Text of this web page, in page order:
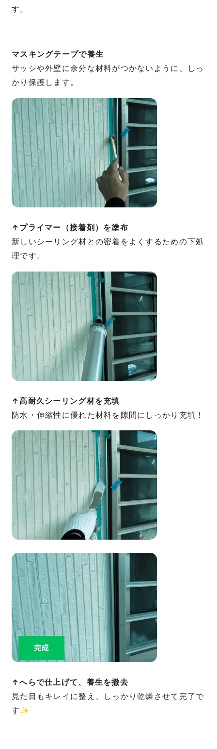
す。
マスキングテープで養生
サッシや外壁に余分な材料がつかないように、しっ
かり保護します。
↑プライマー（接着剤）を塗布
新しいシーリング材との密着をよくするための下処
理です。
↑高耐久シーリング材を充填
防水・伸縮性に優れた材料を隙間にしっかり充填！
↑へらで仕上げて、養生を撤去
見た目もキレイに整え、しっかり乾燥させて完了で
す✨